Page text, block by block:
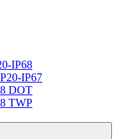
IP68
IP67
DOT
TWP